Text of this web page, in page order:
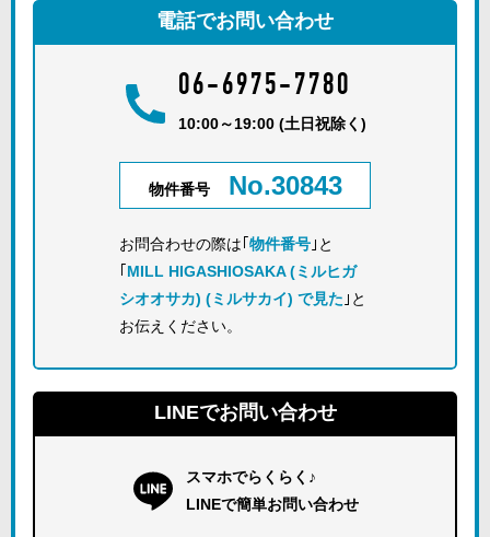
電話でお問い合わせ
06-6975-7780
10:00～19:00 (土日祝除く)
物件番号 No.30843
お問合わせの際は｢ 物件番号 ｣と
MILL HIGASHIOSAKA (ミルヒガ
シオオサカ) (ミルサカイ) で見た ｣と
お伝えください。
LINEでお問い合わせ
スマホでらくらく♪
LINEで簡単お問い合わせ